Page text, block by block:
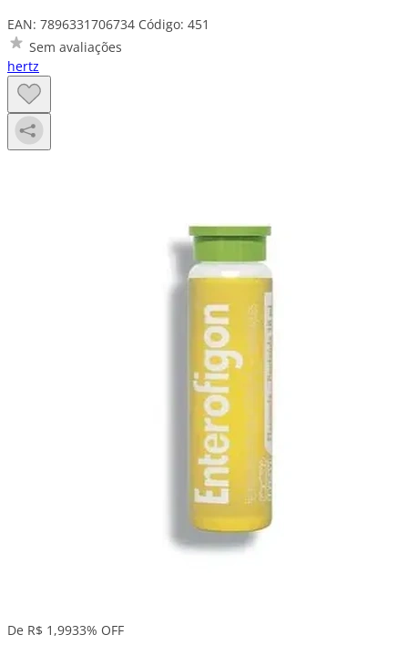
EAN: 7896331706734 Código: 451
Sem avaliações
hertz
De R$ 1,9933% OFF